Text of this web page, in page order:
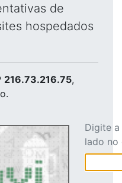
de
hospedados
216.73.216.75,
Digite
lado no